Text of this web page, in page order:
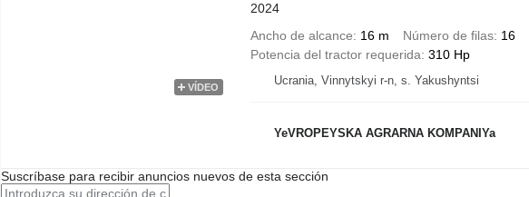
VÍDEO
2024
Ancho de alcance
16 m Número de filas 16
Potencia del tractor requerida 310 Hp
Ucrania, Vinnytskyi r-n, s. Yakushyntsi
YeVROPEYSKA AGRARNA KOMPANIYa
Suscríbase para recibir anuncios nuevos de esta sección